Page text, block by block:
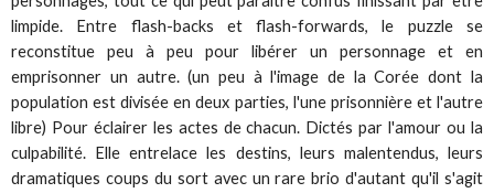
limpide. Entre flash-backs et flash-forwards, le puzzle se
reconstitue peu à peu pour libérer un personnage et en
emprisonner un autre. (un peu à l'image de la Corée dont la
population est divisée en deux parties, l'une prisonnière et l'autre
libre) Pour éclairer les actes de chacun. Dictés par l'amour ou la
culpabilité. Elle entrelace les destins, leurs malentendus, leurs
dramatiques coups du sort avec un rare brio d'autant qu'il s'agit